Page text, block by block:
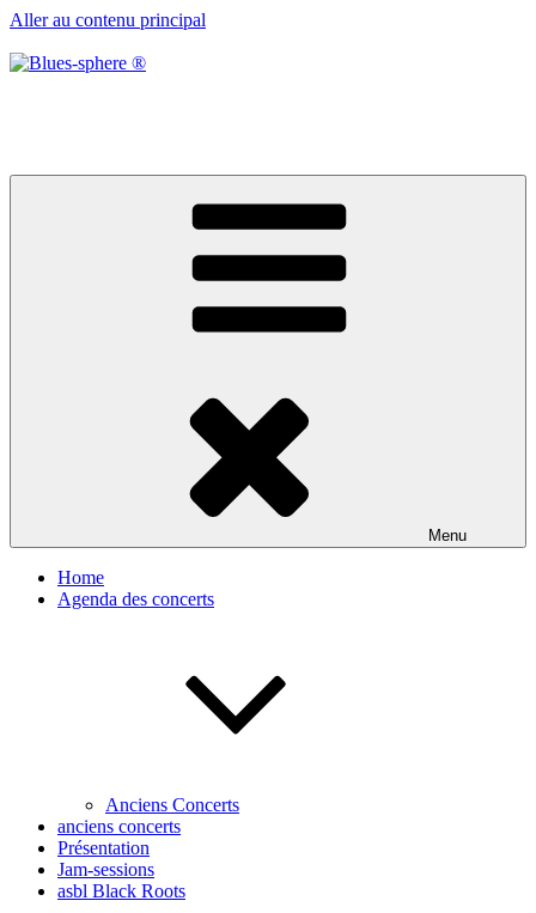
Aller au contenu principal
Menu
Home
Agenda des concerts
Anciens Concerts
anciens concerts
Présentation
Jam-sessions
asbl Black Roots